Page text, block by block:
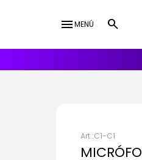
menuMENÚ
C1-C1